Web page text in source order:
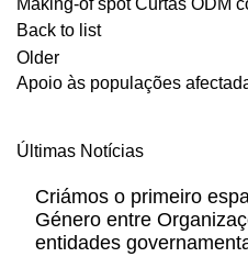
Making-of spot Curtas ODM
Back to list
Older
Apoio às populações
Últimas Notícias
Criámos o primeiro
Género entre
entidades